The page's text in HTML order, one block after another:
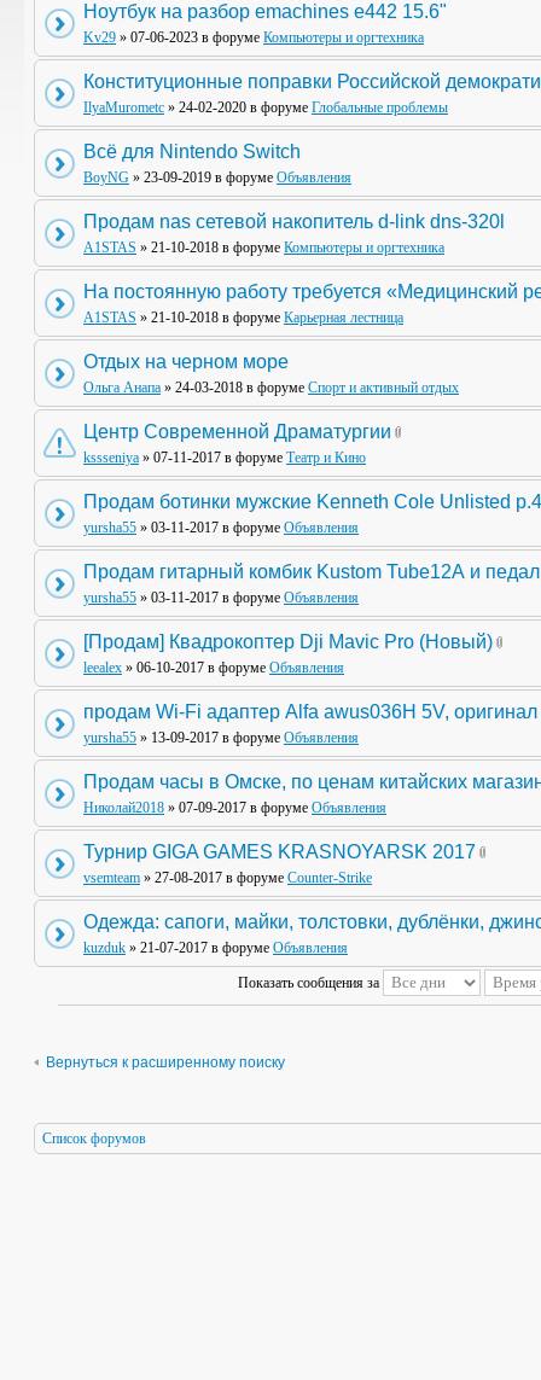
Ноутбук на разбор emachines e442 15.6"
Kv29 » 07-06-2023 в форуме Компьютеры и оргтехника
Конституционные поправки Российской
IlyaMurometc » 24-02-2020 в форуме Глобальные проблемы
Всё для Nintendo Switch
BoyNG » 23-09-2019 в форуме Объявления
Продам nas сетевой накопитель d-link dns-320l
A1STAS » 21-10-2018 в форуме Компьютеры и оргтехника
На постоянную работу требуется «Медицинский
A1STAS » 21-10-2018 в форуме Карьерная лестница
Отдых на черном море
Ольга Анапа » 24-03-2018 в форуме Спорт и активный отдых
Центр Современной Драматургии
kssseniya » 07-11-2017 в форуме Театр и Кино
Продам ботинки мужские Kenneth Cole Unlisted
yursha55 » 03-11-2017 в форуме Объявления
Продам гитарный комбик Kustom Tube12А и
yursha55 » 03-11-2017 в форуме Объявления
[Продам] Квадрокоптер Dji Mavic Pro (Новый)
leealex » 06-10-2017 в форуме Объявления
продам Wi-Fi адаптер Alfa awus036H 5V, оригинал
yursha55 » 13-09-2017 в форуме Объявления
Продам часы в Омске, по ценам китайских
Николай2018 » 07-09-2017 в форуме Объявления
Турнир GIGA GAMES KRASNOYARSK 2017
vsemteam » 27-08-2017 в форуме Counter-Strike
Одежда: сапоги, майки, толстовки, дублёнки,
kuzduk » 21-07-2017 в форуме Объявления
Показать сообщения за
Вернуться к расширенному поиску
Список форумов